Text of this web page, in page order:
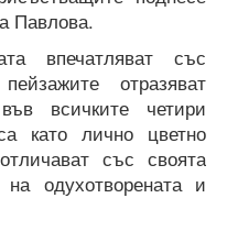
Павлова.
впечатляват със
отразяват
всичките четири
като лично цветно
със своята
на одухотворената и